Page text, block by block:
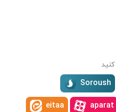
Soroush
aparat
eitaa